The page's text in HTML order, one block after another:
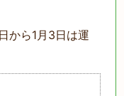
から1月3日は運